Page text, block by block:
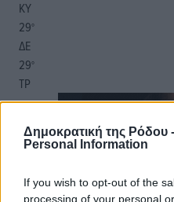
Δημοκρατική της Ρόδου -
Personal Information
If you wish to opt-out of the
processing of your personal
ΚΥ
29°
ΔΕ
29°
ΤΡ